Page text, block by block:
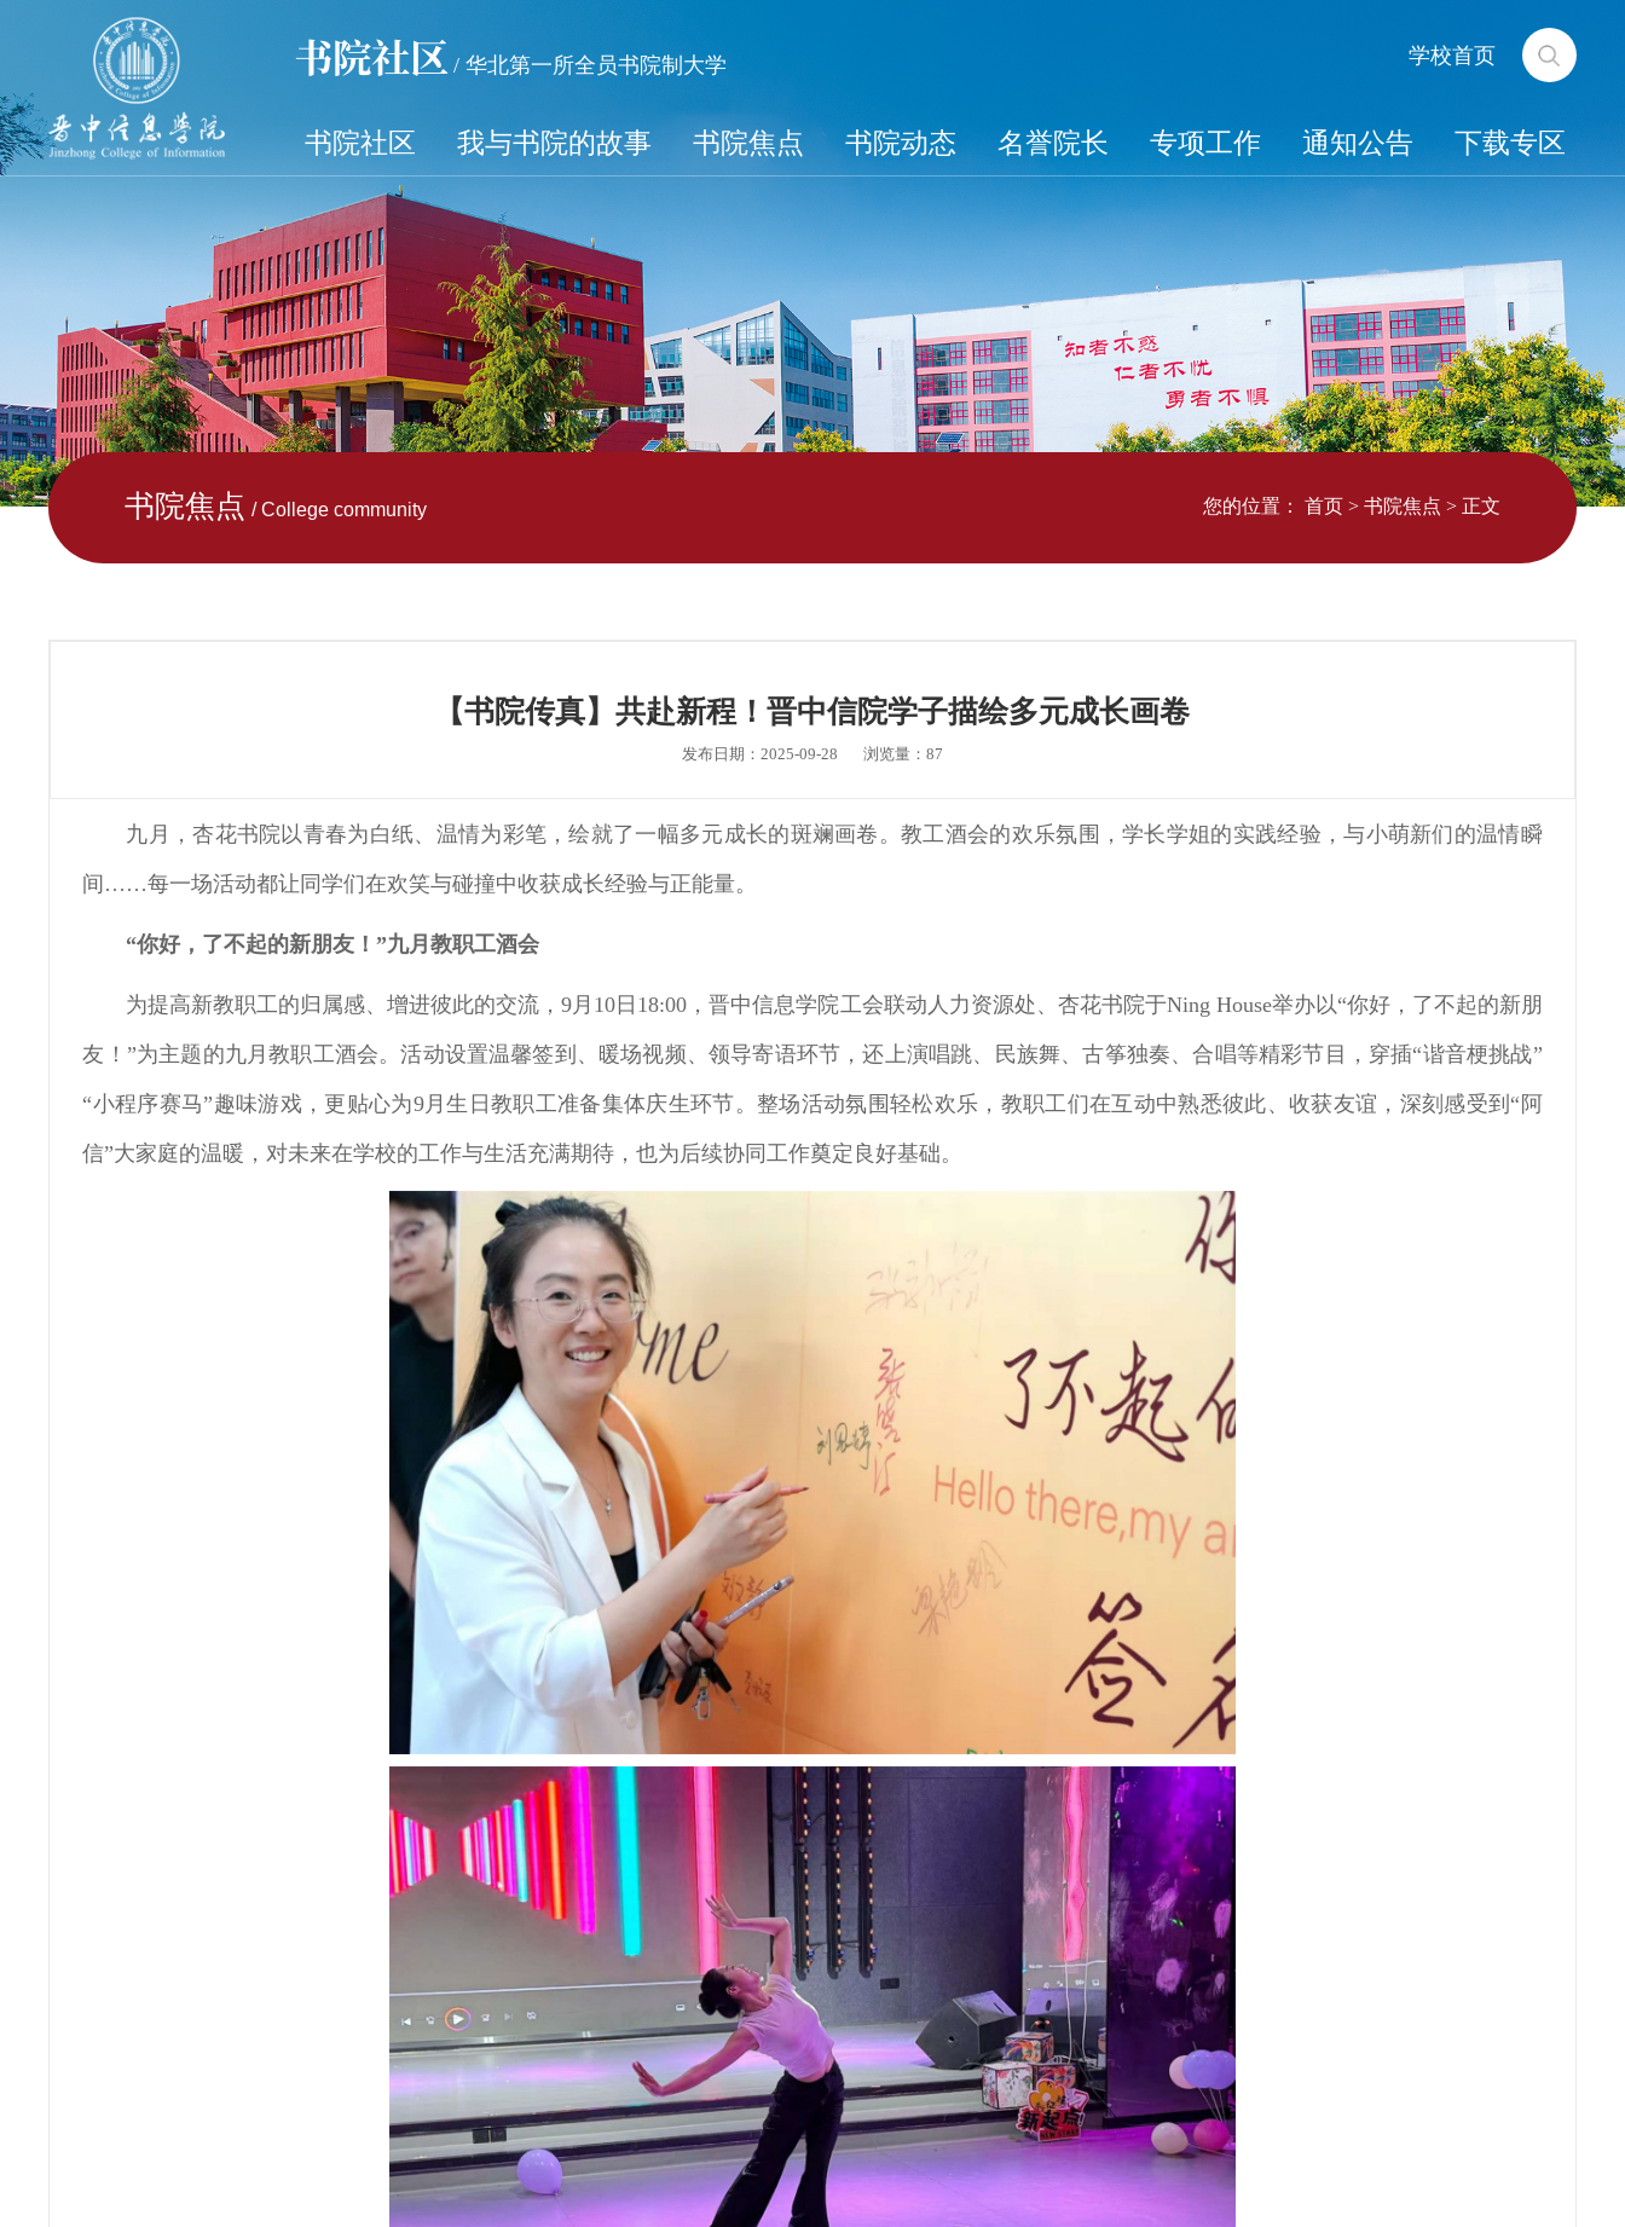
书院社区 / 华北第一所全员书院制大学 学校首页
书院社区 我与书院的故事 书院焦点 书院动态 名誉院长 专项工作 通知公告 下载专区
书院焦点 / College community 您的位置： 首页 > 书院焦点 > 正文
【书院传真】共赴新程！晋中信院学子描绘多元成长画卷
发布日期：2025-09-28 浏览量： 87
九月，杏花书院以青春为白纸、温情为彩笔，绘就了一幅多元成长的斑斓画卷。教工酒会的欢乐氛围，学长学姐的实践经验，与小萌新们的温情瞬
间……每一场活动都让同学们在欢笑与碰撞中收获成长经验与正能量。
“你好，了不起的新朋友！”九月教职工酒会
为提高新教职工的归属感、增进彼此的交流，9月10日18:00，晋中信息学院工会联动人力资源处、杏花书院于Ning House举办以“你好，了不起的新朋
友！”为主题的九月教职工酒会。活动设置温馨签到、暖场视频、领导寄语环节，还上演唱跳、民族舞、古筝独奏、合唱等精彩节目，穿插“谐音梗挑战”
“小程序赛马”趣味游戏，更贴心为9月生日教职工准备集体庆生环节。整场活动氛围轻松欢乐，教职工们在互动中熟悉彼此、收获友谊，深刻感受到“阿
信”大家庭的温暖，对未来在学校的工作与生活充满期待，也为后续协同工作奠定良好基础。